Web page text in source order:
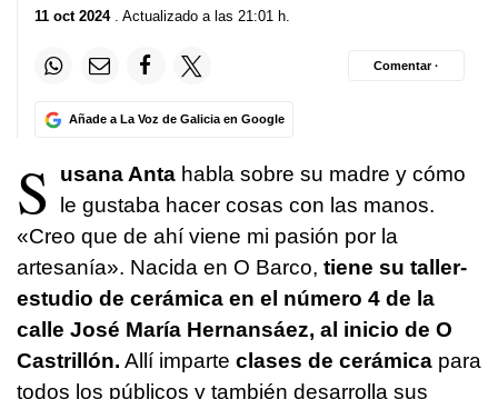
11 oct 2024. Actualizado a las 21:01 h.
Añade a La Voz de Galicia en Google
Comentar ·
S usana Anta habla sobre su madre y cómo
le gustaba hacer cosas con las manos.
«Creo que de ahí viene mi pasión por la
artesanía». Nacida en O Barco, tiene su taller-
estudio de cerámica en el número 4 de la
calle José María Hernansáez, al inicio de O
Castrillón. Allí imparte clases de cerámica para
todos los públicos y también desarrolla sus